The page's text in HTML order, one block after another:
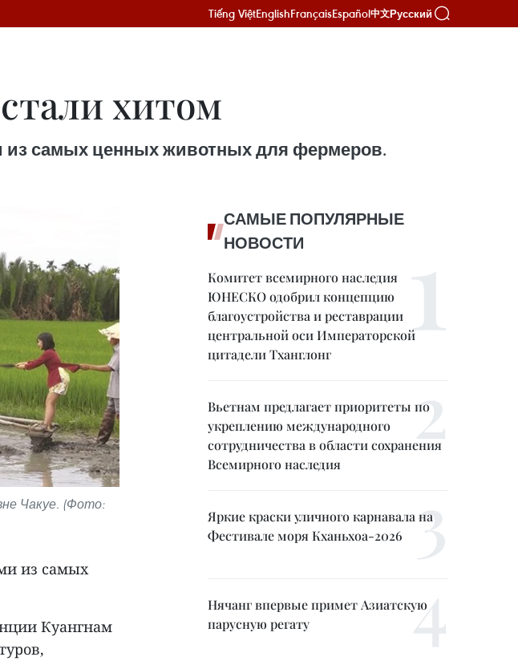
Tiếng ViệtEnglishFrançaisEspañol中文Русский
хитом
из самых ценных животных для фермеров.
Чакуе. (Фото:
из самых
Куангнам
САМЫЕ ПОПУЛЯРНЫЕ
НОВОСТИ
Комитет всемирного наследия
ЮНЕСКО одобрил концепцию
благоустройства и реставрации
центральной оси Императорской
цитадели Тханглонг
Вьетнам предлагает приоритеты по
укреплению международного
сотрудничества в области сохранения
Всемирного наследия
Яркие краски уличного карнавала на
Фестивале моря Кханьхоа-2026
Нячанг впервые примет Азиатскую
парусную регату